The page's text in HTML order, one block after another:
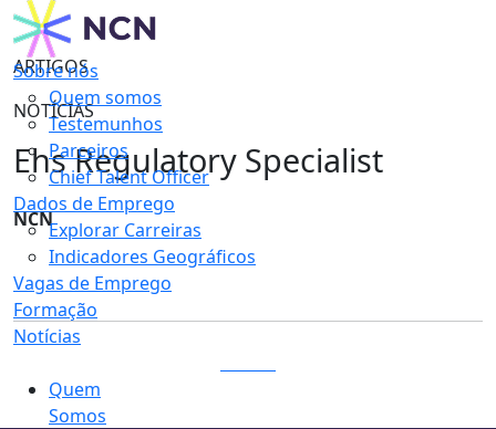
Sobre nós
Quem somos
Testemunhos
Parceiros
Chief Talent Officer
Dados de Emprego
Explorar Carreiras
Indicadores Geográficos
Vagas de Emprego
Formação
Notícias
Quem
Somos
ARTIGOS
NOTÍCIAS
Ehs Regulatory Specialist
NCN